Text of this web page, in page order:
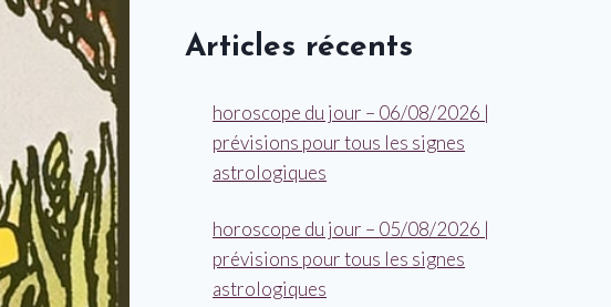
Articles récents
horoscope du jour – 06/08/2026 |
prévisions pour tous les signes
astrologiques
horoscope du jour – 05/08/2026 |
prévisions pour tous les signes
astrologiques